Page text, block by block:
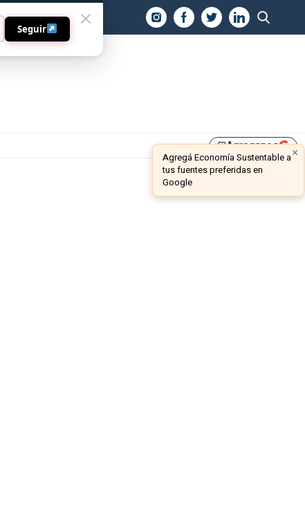
library_addAgreganos ×
Agregá Economía Sustentable a
tus fuentes preferidas en
Google
Seguir